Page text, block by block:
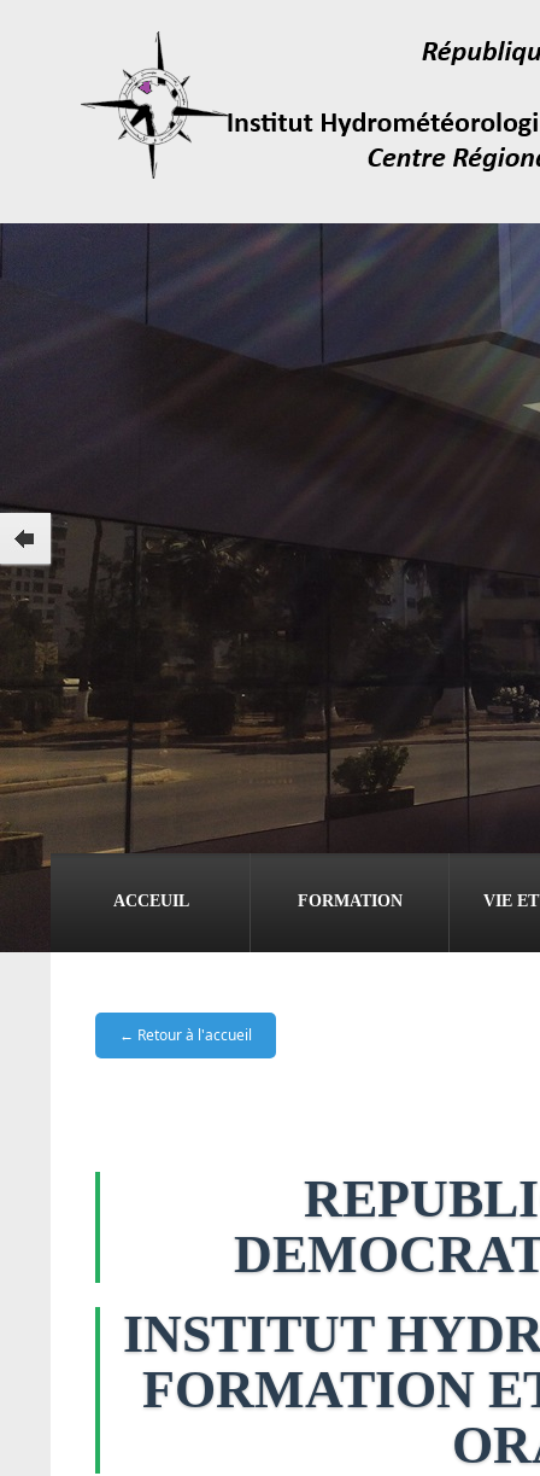
ACCEUIL FORMATION VIE
← Retour à l'accueil
INSTITUT
FORMATION